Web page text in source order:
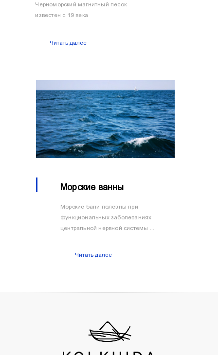
Черноморский магнитный песок
известен с 19 века
Читать далее
Морские ванны
Морские бани полезны при
функциональных заболеваниях
центральной нервной системы ...
Читать далее